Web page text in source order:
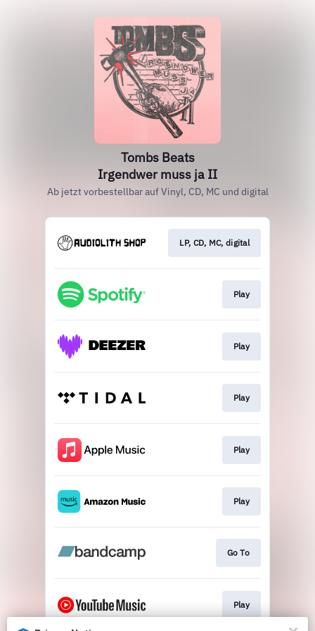
Tombs Beats
Irgendwer muss ja II
Ab jetzt vorbestellbar auf Vinyl, CD, MC und digital
LP, CD, MC, digital
Play
Play
Play
Play
Play
Go To
Play